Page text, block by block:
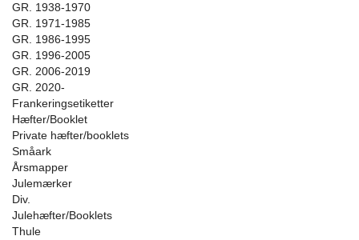
GR. 1938-1970
GR. 1971-1985
GR. 1986-1995
GR. 1996-2005
GR. 2006-2019
GR. 2020-
Frankeringsetiketter
Hæfter/Booklet
Private hæfter/booklets
Småark
Årsmapper
Julemærker
Div.
Julehæfter/Booklets
Thule